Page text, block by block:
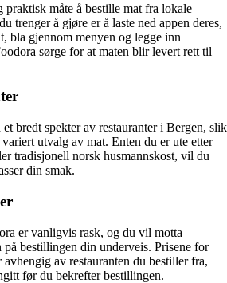
måte å bestille mat fra lokale
trenger å gjøre er å laste ned appen deres,
bla gjennom menyen og legge inn
sørge for at maten blir levert rett til
bredt spekter av restauranter i Bergen, slik
utvalg av mat. Enten du er ute etter
tradisjonell norsk husmannskost, vil du
din smak.
er vanligvis rask, og du vil motta
på bestillingen din underveis. Prisene for
av restauranten du bestiller fra,
før du bekrefter bestillingen.